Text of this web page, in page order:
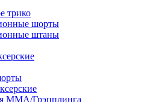
трико
шорты
штаны
ММА/Грэпплинга